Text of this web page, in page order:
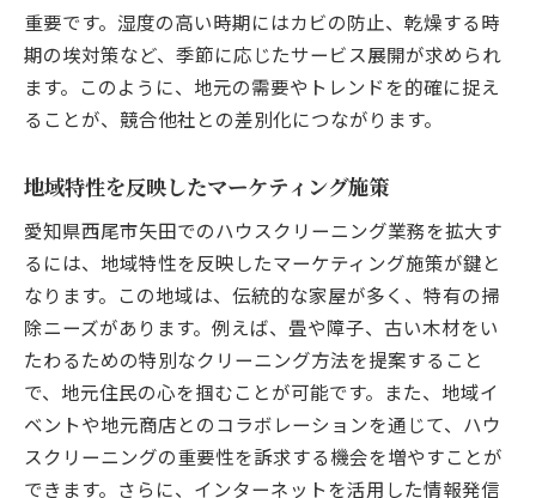
重要です。湿度の高い時期にはカビの防止、乾燥する時
期の埃対策など、季節に応じたサービス展開が求められ
ます。このように、地元の需要やトレンドを的確に捉え
ることが、競合他社との差別化につながります。
地域特性を反映したマーケティング施策
愛知県西尾市矢田でのハウスクリーニング業務を拡大す
るには、地域特性を反映したマーケティング施策が鍵と
なります。この地域は、伝統的な家屋が多く、特有の掃
除ニーズがあります。例えば、畳や障子、古い木材をい
たわるための特別なクリーニング方法を提案すること
で、地元住民の心を掴むことが可能です。また、地域イ
ベントや地元商店とのコラボレーションを通じて、ハウ
スクリーニングの重要性を訴求する機会を増やすことが
できます。さらに、インターネットを活用した情報発信